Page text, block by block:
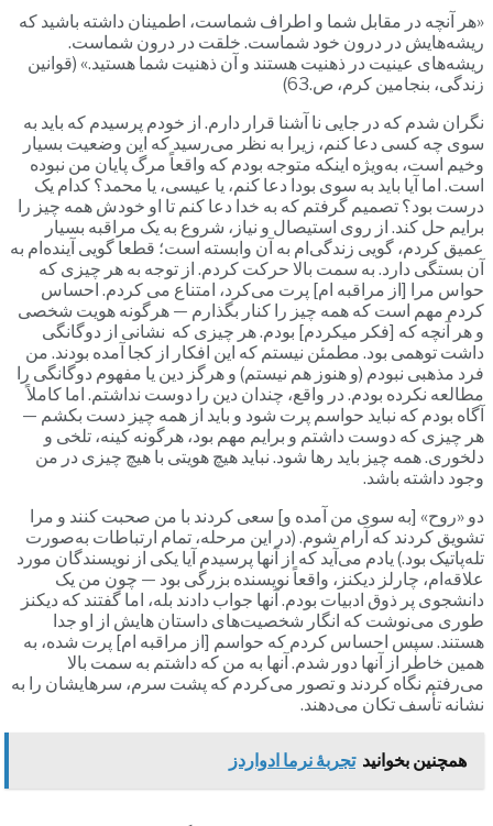
«هر آنچه در مقابل شما و اطراف شماست، اطمینان داشته باشید که
ریشه‌هایش در درون خود شماست. خلقت در درون شماست.
ریشه‌های عینیت در ذهنیت هستند و آن ذهنیت شما هستید.» (قوانین
زندگی، بنجامین کرم، ص.63)
نگران شدم که در جایی نا آشنا قرار دارم. از خودم پرسیدم که باید به
سوی چه کسی دعا کنم، زیرا به نظر می‌رسید که این وضعیت بسیار
وخیم است، به‌ویژه اینکه متوجه بودم که واقعاً مرگ پایان من نبوده
است. اما آیا باید به سوی بودا دعا کنم، یا عیسی، یا محمد؟ کدام یک
درست بود؟ تصمیم گرفتم که به خدا دعا کنم تا او خودش همه چیز را
برایم حل کند. از روی استیصال و نیاز، شروع به یک مراقبه بسیار
عمیق کردم، گویی زندگی‌ام به آن وابسته است؛ قطعا گویی آینده‌ام به
آن بستگی دارد. به سمت بالا حرکت کردم. از توجه به هر چیزی که
حواس مرا [از مراقبه ام] پرت می‌کرد، امتناع می کردم. احساس
کردم مهم است که همه چیز را کنار بگذارم — هرگونه هویت شخصی
و هر آنچه که [فکر میکردم] بودم. هر چیزی که نشانی از دوگانگی
داشت توهمی بود. مطمئن نیستم که این افکار از کجا آمده بودند. من
فرد مذهبی نبودم (و هنوز هم نیستم) و هرگز دین یا مفهوم دوگانگی را
مطالعه نکرده بودم. در واقع، چندان دین را دوست نداشتم. اما کاملاً
آگاه بودم که نباید حواسم پرت شود و باید از همه چیز دست بکشم —
هر چیزی که دوست داشتم و برایم مهم بود، هرگونه کینه، تلخی و
دلخوری. همه چیز باید رها شود. نباید هیچ هویتی با هیچ چیزی در من
وجود داشته باشد.
دو «روح» [به سوی من آمده و] سعی کردند با من صحبت کنند و مرا
تشویق کردند که آرام شوم. (در این مرحله، تمام ارتباطات به‌صورت
تله‌پاتیک بود.) یادم می‌آید که از آنها پرسیدم آیا یکی از نویسندگان مورد
علاقه‌ام، چارلز دیکنز، واقعاً نویسنده بزرگی بود — چون من یک
دانشجوی پر ذوق ادبیات بودم. آنها جواب دادند بله، اما گفتند که دیکنز
طوری می‌نوشت که انگار شخصیت‌های داستان هایش از او جدا
هستند. سپس احساس کردم که حواسم [از مراقبه ام] پرت شده، به
همین خاطر از آنها دور شدم. آنها به من که داشتم به سمت بالا
می‌رفتم نگاه کردند و تصور می‌کردم که پشت سرم، سرهایشان را به
نشانه تأسف تکان می‌دهند.
همچنین بخوانید تجربۀ نرما ادواردز